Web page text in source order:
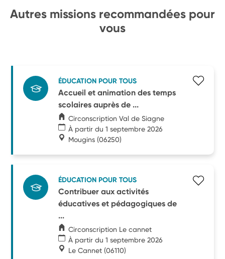
Autres missions recommandées pour
vous
ÉDUCATION POUR TOUS
Accueil et animation des temps
scolaires auprès de ...
Circonscription Val de Siagne
À partir du 1 septembre 2026
Mougins (06250)
ÉDUCATION POUR TOUS
Contribuer aux activités
éducatives et pédagogiques de
...
Circonscription Le cannet
À partir du 1 septembre 2026
Le Cannet (06110)